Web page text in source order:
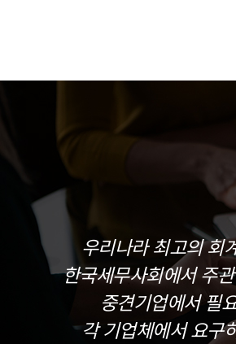
우리나라 최고의 회
한국세무사회에서 주
중견기업에서 필
각 기업체에서 요구